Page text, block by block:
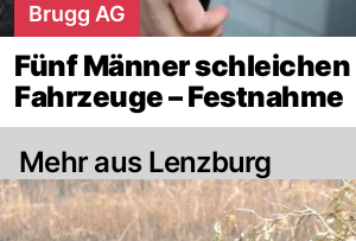
Brugg AG
Fünf Männer schleichen
Fahrzeuge – Festnahme
Mehr aus Lenzburg